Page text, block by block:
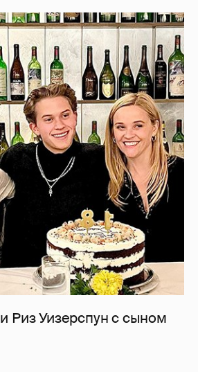
Риз Уизерспун с сыном